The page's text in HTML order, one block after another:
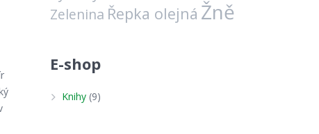
Zelenina Řepka olejná Žně
E-shop
Knihy (9)